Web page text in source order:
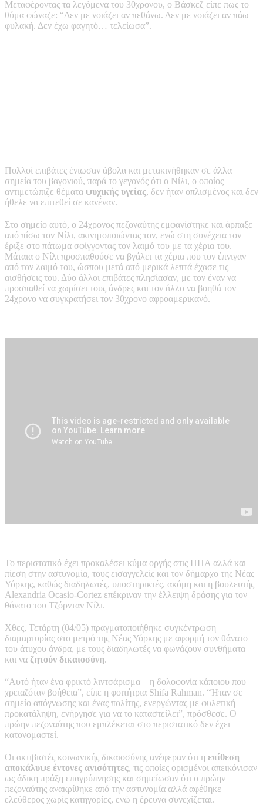
Μεταφέροντας τα λεγόμενα του 30χρονου, ο Βάσκεζ είπε πως το
θύμα φώναζε: “Δεν με νοιάζει αν πεθάνω. Δεν με νοιάζει αν πάω
φυλακή. Δεν έχω φαγητό… τελείωσα”.
Πολλοί επιβάτες ένιωσαν άβολα και μετακινήθηκαν σε άλλα
σημεία του βαγονιού, παρά το γεγονός ότι ο Νίλι, ο οποίος
αντιμετώπιζε θέματα ψυχικής υγείας, δεν ήταν οπλισμένος και δεν
ήθελε να επιτεθεί σε κανέναν.
Στο σημείο αυτό, ο 24χρονος πεζοναύτης εμφανίστηκε και άρπαξε
από πίσω τον Νίλι, ακινητοποιώντας τον, ενώ στη συνέχεια τον
έριξε στο πάτωμα σφίγγοντας τον λαιμό του με τα χέρια του.
Μάταια ο Νίλι προσπαθούσε να βγάλει τα χέρια που τον έπνιγαν
από τον λαιμό του, ώσπου μετά από μερικά λεπτά έχασε τις
αισθήσεις του. Δύο άλλοι επιβάτες πλησίασαν, με τον έναν να
προσπαθεί να χωρίσει τους άνδρες και τον άλλο να βοηθά τον
24χρονο να συγκρατήσει τον 30χρονο αφροαμερικανό.
Το περιστατικό έχει προκαλέσει κύμα οργής στις ΗΠΑ αλλά και
πίεση στην αστυνομία, τους εισαγγελείς και τον δήμαρχο της Νέας
Υόρκης, καθώς διαδηλωτές, υποστηρικτές, ακόμη και η βουλευτής
Alexandria Ocasio-Cortez επέκριναν την έλλειψη δράσης για τον
θάνατο του Τζόρνταν Νίλι.
Χθες, Τετάρτη (04/05) πραγματοποιήθηκε συγκέντρωση
διαμαρτυρίας στο μετρό της Νέας Υόρκης με αφορμή τον θάνατο
του άτυχου άνδρα, με τους διαδηλωτές να φωνάζουν συνθήματα
και να ζητούν δικαιοσύνη.
“Αυτό ήταν ένα φρικτό λιντσάρισμα – η δολοφονία κάποιου που
χρειαζόταν βοήθεια”, είπε η φοιτήτρια Shifa Rahman. “Ήταν σε
σημείο απόγνωσης και ένας πολίτης, ενεργώντας με φυλετική
προκατάληψη, ενήργησε για να το καταστείλει”, πρόσθεσε. Ο
πρώην πεζοναύτης που εμπλέκεται στο περιστατικό δεν έχει
κατονομαστεί.
Οι ακτιβιστές κοινωνικής δικαιοσύνης ανέφεραν ότι η επίθεση
αποκάλυψε έντονες ανισότητες, τις οποίες ορισμένοι απεικόνισαν
ως άδικη πράξη επαγρύπνησης και σημείωσαν ότι ο πρώην
πεζοναύτης ανακρίθηκε από την αστυνομία αλλά αφέθηκε
ελεύθερος χωρίς κατηγορίες, ενώ η έρευνα συνεχίζεται.